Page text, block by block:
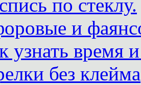
по стеклу.
и
узнать время
без клейма